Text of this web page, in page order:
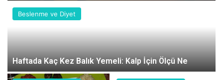
Beslenme ve Diyet
Haftada Kaç Kez Balık Yemeli: Kalp İçin Ölçü Ne